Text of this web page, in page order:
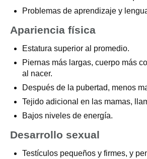
Problemas de aprendizaje y
Apariencia física
Estatura superior al promedio.
Piernas más largas, cuerpo más
al nacer.
Después de la pubertad, menos
Tejido adicional en las mamas,
Bajos niveles de energía.
Desarrollo sexual
Testículos pequeños y firmes, y